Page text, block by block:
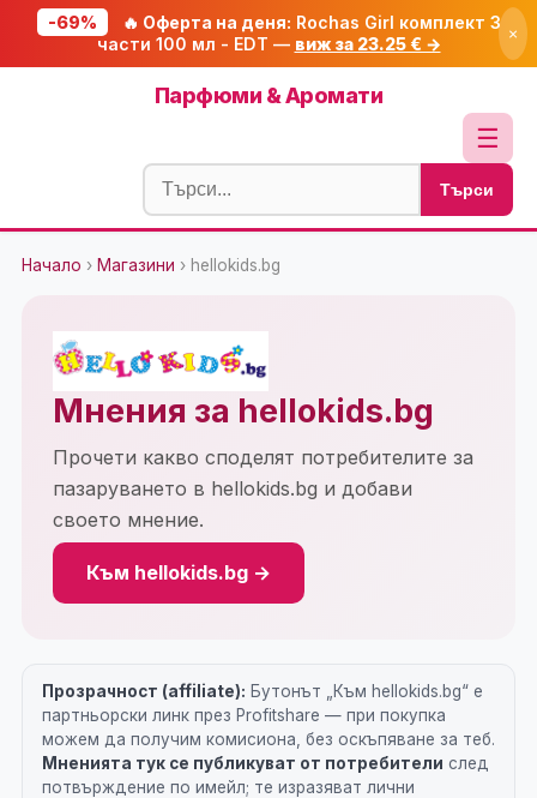
-69% 🔥 Оферта на деня: Rochas Girl комплект 3
части 100 мл - EDT — виж за 23.25 € → ×
Парфюми & Аромати
☰
Блог
🧮 Калкулатори
🔍 Намери продукт
🎟️ Купони
Търси
Начало › Магазини › hellokids.bg
Мнения за hellokids.bg
Прочети какво споделят потребителите за
пазаруването в hellokids.bg и добави
своето мнение.
Към hellokids.bg →
Прозрачност (affiliate): Бутонът „Към hellokids.bg“ е
партньорски линк през Profitshare — при покупка
можем да получим комисиона, без оскъпяване за теб.
Мненията тук се публикуват от потребители след
потвърждение по имейл; те изразяват лични